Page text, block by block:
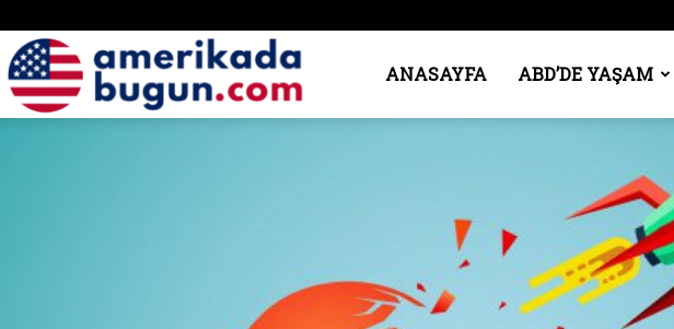
Amerika’daANASAYFA ABD’DE YAŞAM